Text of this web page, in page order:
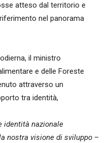
atteso dal territorio e
nel panorama
il ministro
e delle Foreste
attraverso un
tra identità,
identità nazionale
nostra visione di sviluppo –